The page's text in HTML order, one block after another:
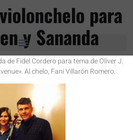
para
y Sananda
de Fidel Cordero para tema de Oliver J.
Al chelo, Fani Villarón Romero.